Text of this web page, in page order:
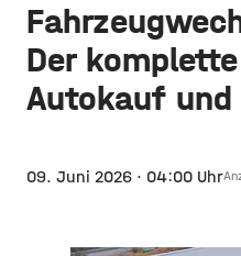
Der
Autokauf und
09. Juni 2026 · 04:00 Uhr